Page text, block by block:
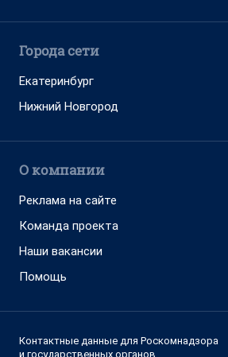
Города сети
Екатеринбург
Нижний Новгород
О компании
Реклама на сайте
Команда проекта
Наши вакансии
Помощь
Контактные данные для Роскомнадзора
и государственных органов